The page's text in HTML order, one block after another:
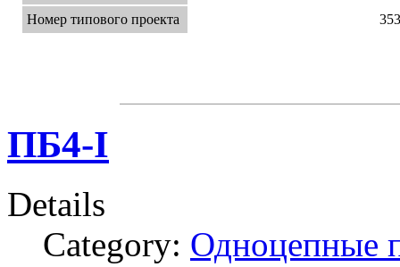
Номер типового проекта
ПБ4-I
Details
Category: Одноцепные